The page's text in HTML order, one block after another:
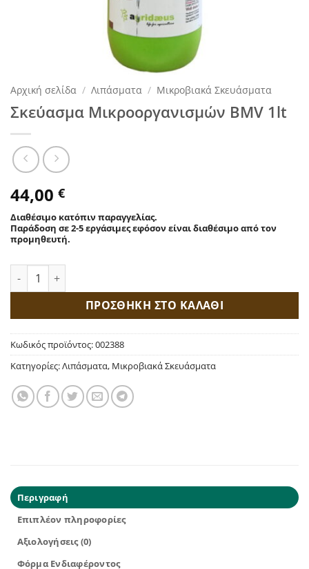
Αρχική σελίδα / Λιπάσματα / Μικροβιακά Σκευάσματα
Σκεύασμα Μικροοργανισμών BMV 1lt
44,00 €
Διαθέσιμο κατόπιν παραγγελίας.
Παράδοση σε 2-5 εργάσιμες εφόσον είναι διαθέσιμο από τον
προμηθευτή.
Σκεύασμα Μικροοργανισμών BMV 1lt ποσότητα
ΠΡΟΣΘΗΚΗ ΣΤΟ ΚΑΛΑΘΙ
Κωδικός προϊόντος:002388
Κατηγορίες:Λιπάσματα, Μικροβιακά Σκευάσματα
Περιγραφή
Επιπλέον πληροφορίες
Αξιολογήσεις (0)
Φόρμα Ενδιαφέροντος